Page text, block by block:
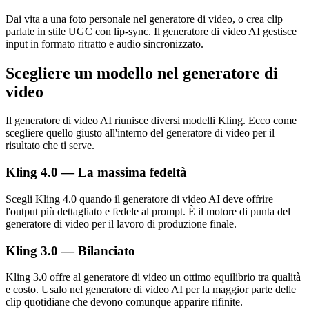
Dai vita a una foto personale nel generatore di video, o crea clip
parlate in stile UGC con lip-sync. Il generatore di video AI gestisce
input in formato ritratto e audio sincronizzato.
Scegliere un modello nel generatore di
video
Il generatore di video AI riunisce diversi modelli Kling. Ecco come
scegliere quello giusto all'interno del generatore di video per il
risultato che ti serve.
Kling 4.0 — La massima fedeltà
Scegli Kling 4.0 quando il generatore di video AI deve offrire
l'output più dettagliato e fedele al prompt. È il motore di punta del
generatore di video per il lavoro di produzione finale.
Kling 3.0 — Bilanciato
Kling 3.0 offre al generatore di video un ottimo equilibrio tra qualità
e costo. Usalo nel generatore di video AI per la maggior parte delle
clip quotidiane che devono comunque apparire rifinite.